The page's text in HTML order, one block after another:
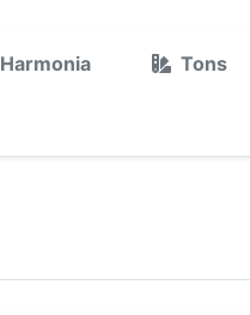
Harmonia Tons